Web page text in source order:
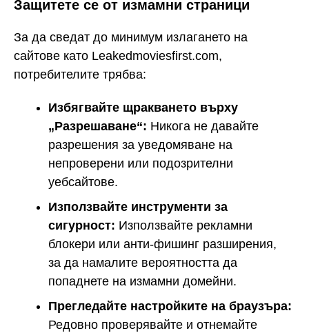
Защитете се от измамни страници
За да сведат до минимум излагането на
сайтове като Leakedmoviesfirst.com,
потребителите трябва:
Избягвайте щракването върху
„Разрешаване“: Никога не давайте
разрешения за уведомяване на
непроверени или подозрителни
уебсайтове.
Използвайте инструменти за
сигурност: Използвайте рекламни
блокери или анти-фишинг разширения,
за да намалите вероятността да
попаднете на измамни домейни.
Прегледайте настройките на браузъра:
Редовно проверявайте и отнемайте